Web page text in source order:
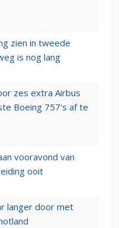
zien in tweede
is nog lang
zes extra Airbus
Boeing 757's af te
vooravond van
ooit
langer door met